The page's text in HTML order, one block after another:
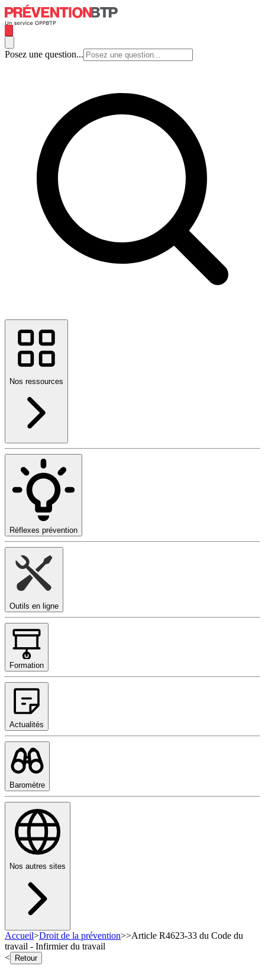
Posez une question...
Nos ressources
Réflexes prévention
Outils en ligne
Formation
Actualités
Baromètre
Nos autres sites
Accueil>Droit de la prévention>>Article R4623-33 du Code du
travail - Infirmier du travail
<
Retour